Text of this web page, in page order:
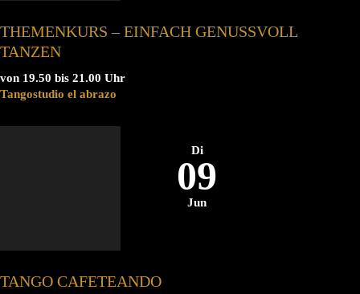
THEMENKURS – EINFACH GENUSSVOLL
TANZEN
von 19.50 bis 21.00 Uhr
Tangostudio el abrazo
Di
09
Jun
TANGO CAFETEANDO